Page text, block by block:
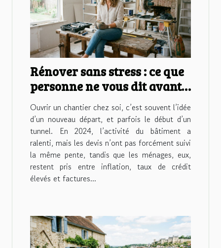
Rénover sans stress : ce que
personne ne vous dit avant
d’ouvrir un chantier
Ouvrir un chantier chez soi, c’est souvent l’idée
d’un nouveau départ, et parfois le début d’un
tunnel. En 2024, l’activité du bâtiment a
ralenti, mais les devis n’ont pas forcément suivi
la même pente, tandis que les ménages, eux,
restent pris entre inflation, taux de crédit
élevés et factures...